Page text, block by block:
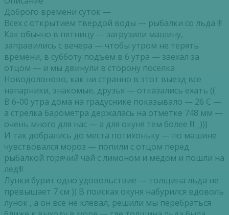
Доброго времени суток —
Всех с открытием твердой воды — рыбалки со льда !!!
Как обычно в пятницу — загрузили машину,
заправились с вечера — чтобы утром не терять
времени, в субботу подъем в 6 утра — заехал за
отцом — и мы двинули в сторону поселка
Новодолоново, как ни странно в этот выезд все
напарники, знакомые, друзья — отказались ехать ((
В 6-00 утра дома на градуснике показывало — 26 С —
а стрелка барометра держалась на отметке 748 мм —
очень много для нас — а для окуня тем более !!! _)))
И так добрались до места потихоньку — по машине
чувствовался мороз — попили с отцом перед
рыбалкой горячий чай с лимоном и медом и пошли на
лед!!!
Лунки бурит одно удовольствие — толщина льда не
превышает 7 см )) В поисках окуня набурился вдоволь
лунок , а он все не клевал, решили мы перебраться